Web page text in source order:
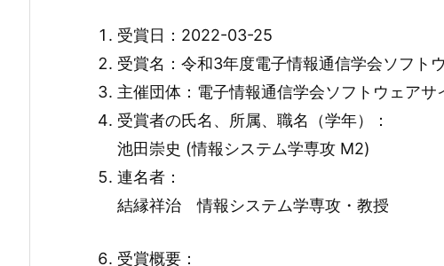
受賞日：2022-03-25
受賞名：令和3年度電子情報通信学会ソフト
主催団体：電子情報通信学会ソフトウェアサ
受賞者の氏名、所属、職名（学年）：
池田崇史 (情報システム学専攻 M2)
連名者：
結縁祥治 情報システム学専攻・教授
受賞概要：